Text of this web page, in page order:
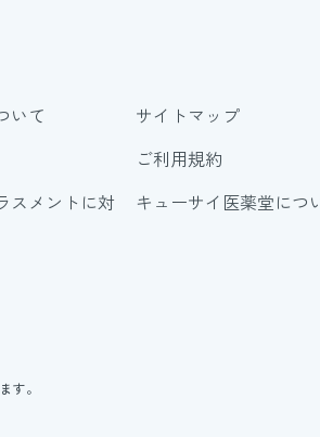
ご利用規約
いて サイトマップ
スメントに対 キューサイ医薬堂につ
す。